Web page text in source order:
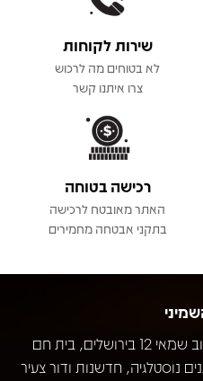
שירות לקוחות
לא בטוחים מה לרכוש
צרו איתנו קשר
רכישה בטוחה
האתר מאובטח לרכישה
בתקני אבטחה מחמירים
חנות תקליטים מיתולוגית ברחוב שמאי 12 בירושלים, בית חם
נוסטלגיה, חדשנות ודור צעיר